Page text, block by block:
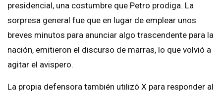
presidencial, una costumbre que Petro prodiga. La
sorpresa general fue que en lugar de emplear unos
breves minutos para anunciar algo trascendente para la
nación, emitieron el discurso de marras, lo que volvió a
agitar el avispero.
La propia defensora también utilizó X para responder al